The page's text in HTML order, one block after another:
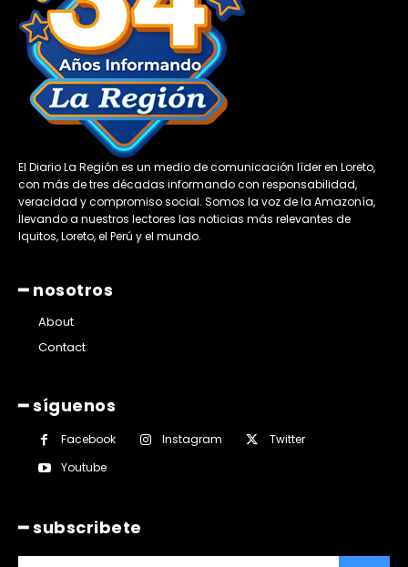
El Diario La Región es un medio de comunicación líder en Loreto,
con más de tres décadas informando con responsabilidad,
veracidad y compromiso social. Somos la voz de la Amazonía,
llevando a nuestros lectores las noticias más relevantes de
Iquitos, Loreto, el Perú y el mundo.
━ nosotros
About
Contact
━ síguenos
Facebook Instagram
Twitter
Youtube
━ subscribete